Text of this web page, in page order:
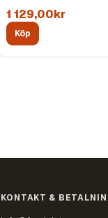
1 129,00kr
Köp
KONTAKT &